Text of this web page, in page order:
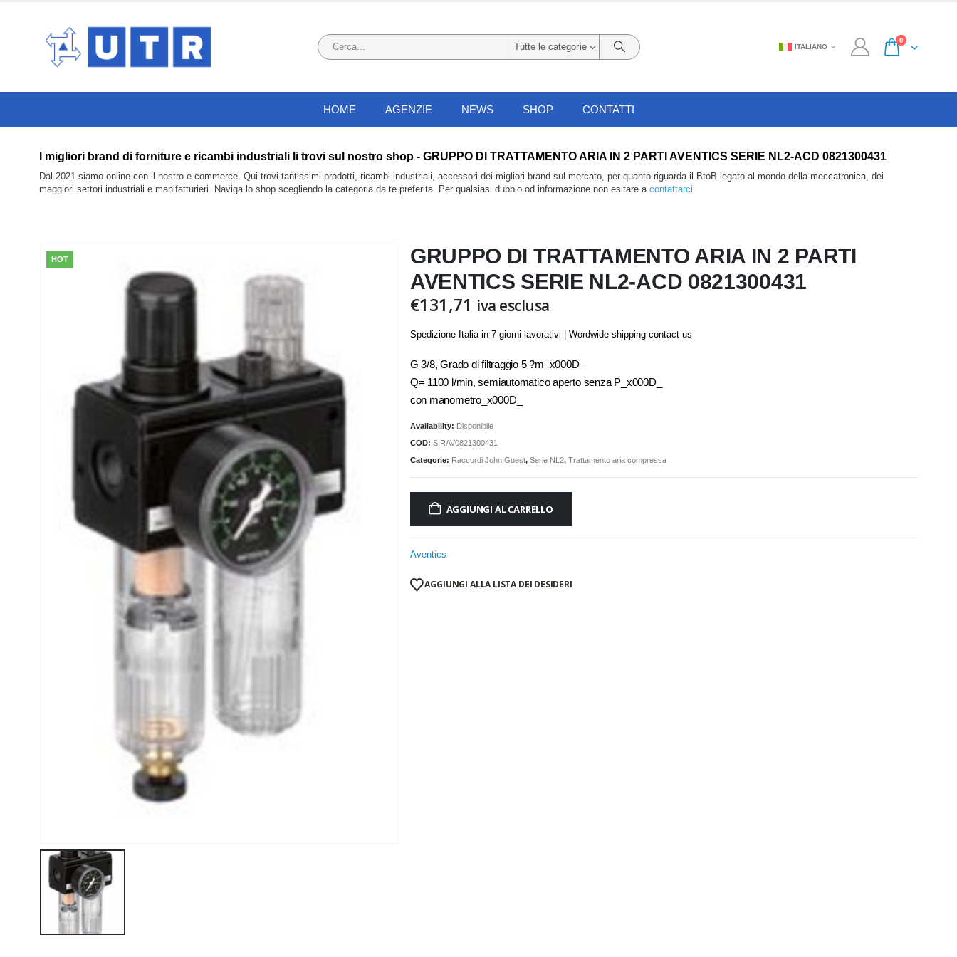
Tutte le categorie ITALIANO
0
HOME AGENZIE NEWS SHOP CONTATTI
I migliori brand di forniture e ricambi industriali li trovi sul nostro shop - GRUPPO DI TRATTAMENTO ARIA IN 2 PARTI AVENTICS SERIE NL2-ACD 0821300431
Dal 2021 siamo online con il nostro e-commerce. Qui trovi tantissimi prodotti, ricambi industriali, accessori dei migliori brand sul mercato, per quanto riguarda il BtoB legato al mondo della meccatronica, dei
maggiori settori industriali e manifatturieri. Naviga lo shop scegliendo la categoria da te preferita. Per qualsiasi dubbio od informazione non esitare a contattarci
HOT
GRUPPO DI TRATTAMENTO ARIA IN 2 PARTI
AVENTICS SERIE NL2-ACD 0821300431
€131,71 iva esclusa
Spedizione Italia in 7 giorni lavorativi | Wordwide shipping contact us
G 3/8, Grado di filtraggio 5 ?m_x000D_
Q= 1100 l/min, semiautomatico aperto senza P_x000D_
con manometro_x000D_
Availability: Disponibile
COD: SIRAV0821300431
Categorie: Raccordi John Guest, Serie NL2, Trattamento aria compressa
AGGIUNGI AL CARRELLO
Aventics
AGGIUNGI ALLA LISTA DEI DESIDERI